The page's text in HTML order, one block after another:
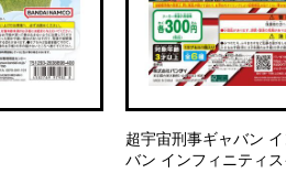
超宇宙刑事ギャバン
バン インフィニティ